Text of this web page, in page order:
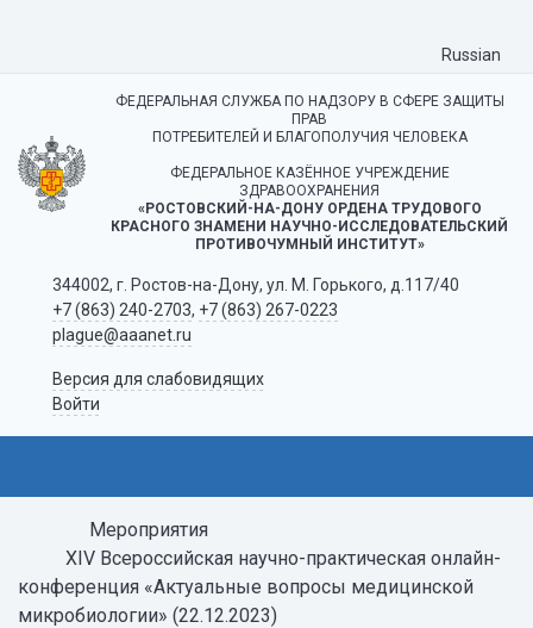
Russian
ФЕДЕРАЛЬНАЯ СЛУЖБА ПО НАДЗОРУ В СФЕРЕ ЗАЩИТЫ
ПРАВ
ПОТРЕБИТЕЛЕЙ И БЛАГОПОЛУЧИЯ ЧЕЛОВЕКА
ФЕДЕРАЛЬНОЕ КАЗЁННОЕ УЧРЕЖДЕНИЕ
ЗДРАВООХРАНЕНИЯ
«РОСТОВСКИЙ-НА-ДОНУ ОРДЕНА ТРУДОВОГО
КРАСНОГО ЗНАМЕНИ НАУЧНО-ИССЛЕДОВАТЕЛЬСКИЙ
ПРОТИВОЧУМНЫЙ ИНСТИТУТ»
344002, г. Ростов-на-Дону, ул. М. Горького, д.117/40
+7 (863) 240-2703, +7 (863) 267-0223
plague@aaanet.ru
Версия для слабовидящих
Войти
Мероприятия
XIV Всероссийская научно-практическая онлайн-
конференция «Актуальные вопросы медицинской
микробиологии» (22.12.2023)